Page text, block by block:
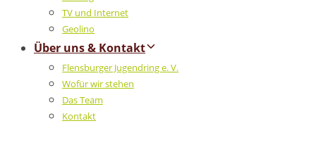
TV und Internet
Geolino
Über uns & Kontakt
Flensburger Jugendring e. V.
Wofür wir stehen
Das Team
Kontakt